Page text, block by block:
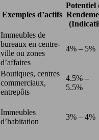
Exemples d’actifs
Potentiel
Immeubles de
bureaux en centre-
ville ou zones
d’affaires
4% – 5%
Boutiques, centres
commerciaux,
entrepôts
4.5% –
5.5%
Immeubles
d’habitation
3% – 4%